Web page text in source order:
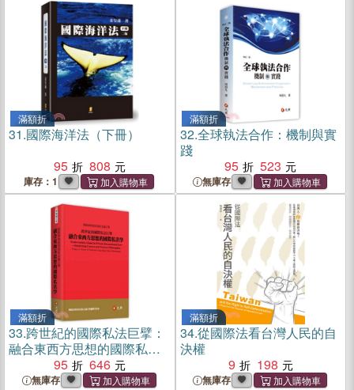
滿額折
31.國際海洋法（下冊）
95
808
庫存：1
滿額折
32.全球執法合作：機制與實
踐
95
523
無庫存
滿額折
33.跨世紀的國際私法巨擘：
融合東西方思想的國際私法
學－陳隆修教授榮退紀念論
文集
95 646
無庫存
滿額折
34.從國際法看台灣人民的自
決權
9
198
無庫存